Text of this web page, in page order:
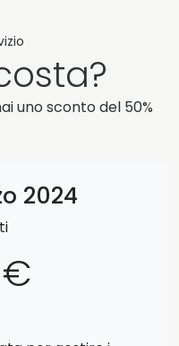
uno sconto del 50%
2024